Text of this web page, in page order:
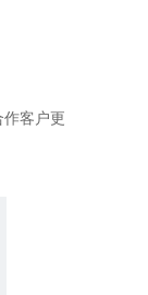
客户更